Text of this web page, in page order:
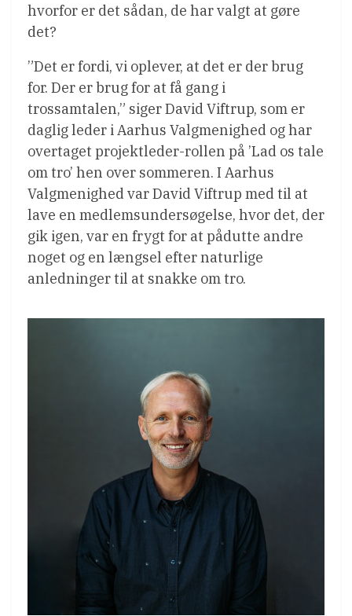
hvorfor er det sådan, de har valgt at gøre
det?
”Det er fordi, vi oplever, at det er der brug
for. Der er brug for at få gang i
trossamtalen,” siger David Viftrup, som er
daglig leder i Aarhus Valgmenighed og har
overtaget projektleder-rollen på ’Lad os tale
om tro’ hen over sommeren. I Aarhus
Valgmenighed var David Viftrup med til at
lave en medlemsundersøgelse, hvor det, der
gik igen, var en frygt for at pådutte andre
noget og en længsel efter naturlige
anledninger til at snakke om tro.